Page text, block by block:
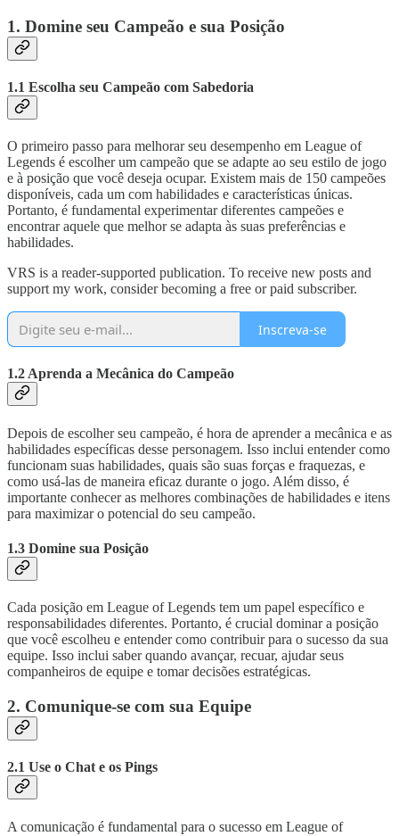
1. Domine seu Campeão e sua Posição
1.1 Escolha seu Campeão com Sabedoria
O primeiro passo para melhorar seu desempenho em League of
Legends é escolher um campeão que se adapte ao seu estilo de jogo
e à posição que você deseja ocupar. Existem mais de 150 campeões
disponíveis, cada um com habilidades e características únicas.
Portanto, é fundamental experimentar diferentes campeões e
encontrar aquele que melhor se adapta às suas preferências e
habilidades.
VRS is a reader-supported publication. To receive new posts and
support my work, consider becoming a free or paid subscriber.
Inscreva-se
1.2 Aprenda a Mecânica do Campeão
Depois de escolher seu campeão, é hora de aprender a mecânica e as
habilidades específicas desse personagem. Isso inclui entender como
funcionam suas habilidades, quais são suas forças e fraquezas, e
como usá-las de maneira eficaz durante o jogo. Além disso, é
importante conhecer as melhores combinações de habilidades e itens
para maximizar o potencial do seu campeão.
1.3 Domine sua Posição
Cada posição em League of Legends tem um papel específico e
responsabilidades diferentes. Portanto, é crucial dominar a posição
que você escolheu e entender como contribuir para o sucesso da sua
equipe. Isso inclui saber quando avançar, recuar, ajudar seus
companheiros de equipe e tomar decisões estratégicas.
2. Comunique-se com sua Equipe
2.1 Use o Chat e os Pings
A comunicação é fundamental para o sucesso em League of